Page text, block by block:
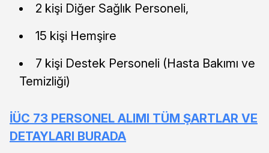
2 kişi Diğer Sağlık Personeli,
15 kişi Hemşire
7 kişi Destek Personeli (Hasta Bakımı ve
Temizliği)
İÜC 73 PERSONEL ALIMI TÜM ŞARTLAR VE
DETAYLARI BURADA